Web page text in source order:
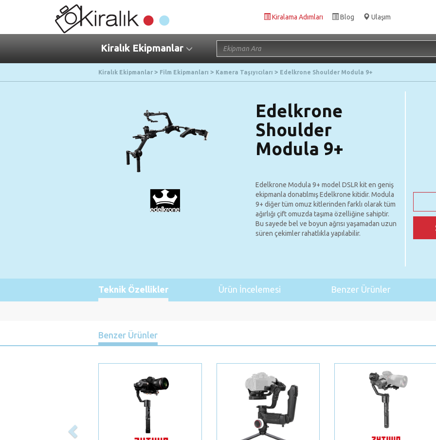
Kiralama Adımları Blog Ulaşım
Kiralık Ekipmanlar
Kiralık Ekipmanlar Film Ekipmanları Kamera Taşıyıcıları Edelkrone Shoulder Modula 9+
Edelkrone
Shoulder
Modula 9+
Edelkrone Modula 9+ model DSLR kit en geniş
ekipmanla donatılmış Edelkrone kitidir. Modula
9+ diğer tüm omuz kitlerinden farklı olarak tüm
ağırlığı çift omuzda taşıma özelliğine sahiptir.
Bu sayede bel ve boyun ağrısı yaşamadan uzun
süren çekimler rahatlıkla yapılabilir.
Teknik Özellikler Ürün İncelemesi Benzer Ürünler
Benzer Ürünler